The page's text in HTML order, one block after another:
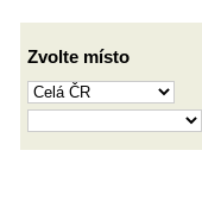
Zvolte místo